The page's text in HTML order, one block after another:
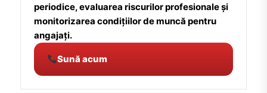
periodice, evaluarea riscurilor profesionale și
monitorizarea condițiilor de muncă pentru
angajați.
Sună acum